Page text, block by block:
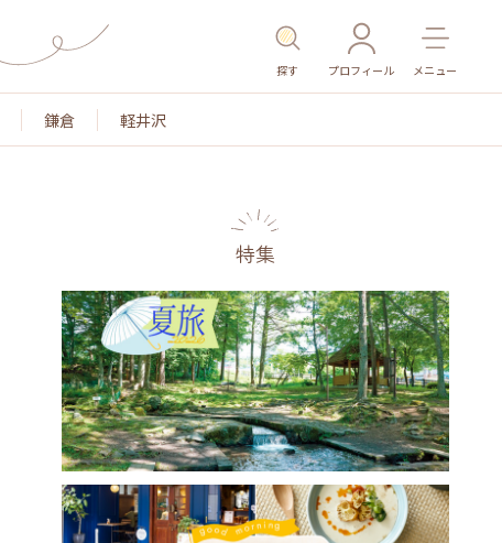
探す プロフィール メニュー
鎌倉 軽井沢
名所・旧跡 温泉・スパ その他施設 ごはん
特集